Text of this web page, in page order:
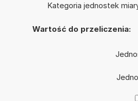
Kategoria jednostek
Wartość do przeliczenia: